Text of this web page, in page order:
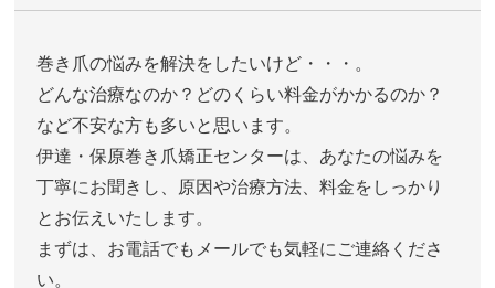
巻き爪の悩みを解決をしたいけど・・・。
どんな治療なのか？どのくらい料金がかかるのか？
など不安な方も多いと思います。
伊達・保原巻き爪矯正センターは、あなたの悩みを
丁寧にお聞きし、原因や治療方法、料金をしっかり
とお伝えいたします。
まずは、お電話でもメールでも気軽にご連絡くださ
い。